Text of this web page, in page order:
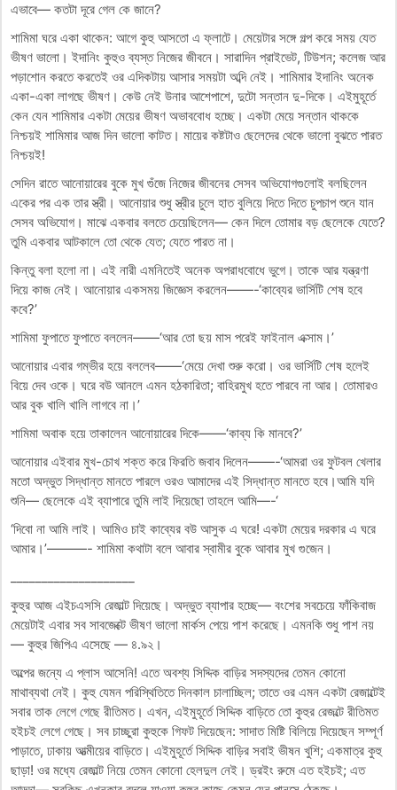
এভাবে— কতটা দূরে গেল কে জানে?
শামিমা ঘরে একা থাকেন: আগে কুহু আসতো এ ফ্লাটে। মেয়েটার সঙ্গে গল্প করে সময় যেত
ভীষণ ভালো। ইদানিং কুহুও ব্যস্ত নিজের জীবনে। সারাদিন প্রাইভেট, টিউশন; কলেজ আর
পড়াশোন করতে করতেই ওর এদিকটায় আসার সময়টা অব্দি নেই। শামিমার ইদানিং অনেক
একা-একা লাগছে ভীষণ। কেউ নেই উনার আশেপাশে, দুটো সন্তান দু-দিকে। এইমুহূর্তে
কেন যেন শামিমার একটা মেয়ের ভীষণ অভাববোধ হচ্ছে। একটা মেয়ে সন্তান থাককে
নিশ্চয়ই শামিমার আজ দিন ভালো কাটত। মায়ের কষ্টটাও ছেলেদের থেকে ভালো বুঝতে পারত
নিশ্চয়ই!
সেদিন রাতে আনোয়ারের বুকে মুখ গুঁজে নিজের জীবনের সেসব অভিযোগগুলোই বলছিলেন
একের পর এক তার স্ত্রী। আনোয়ার শুধু স্ত্রীর চুলে হাত বুলিয়ে দিতে দিতে চুপচাপ শুনে যান
সেসব অভিযোগ। মাঝে একবার বলতে চেয়েছিলেন— কেন দিলে তোমার বড় ছেলেকে যেতে?
তুমি একবার আটকালে তো থেকে যেত; যেতে পারত না।
কিন্তু বলা হলো না। এই নারী এমনিতেই অনেক অপরাধবোধে ভুগে। তাকে আর যন্ত্রণা
দিয়ে কাজ নেই। আনোয়ার একসময় জিজ্ঞেস করলেন——-‘কাব্যের ভার্সিটি শেষ হবে
কবে?’
শামিমা ফুপাতে ফুপাতে বললেন——‘আর তো ছয় মাস পরেই ফাইনাল এক্সাম।’
আনোয়ার এবার গম্ভীর হয়ে বললেব——‘মেয়ে দেখা শুরু করো। ওর ভার্সিটি শেষ হলেই
বিয়ে দেব ওকে। ঘরে বউ আনলে এমন হঠকারিতা; বাহিরমুখ হতে পারবে না আর। তোমারও
আর বুক খালি খালি লাগবে না।’
শামিমা অবাক হয়ে তাকালেন আনোয়ারের দিকে——‘কাব্য কি মানবে?’
আনোয়ার এইবার মুখ-চোখ শক্ত করে ফিরতি জবাব দিলেন——-‘আমরা ওর ফুটবল খেলার
মতো অদ্ভুত সিদ্ধান্ত মানতে পারলে ওরও আমাদের এই সিদ্ধান্ত মানতে হবে।আমি যদি
শুনি— ছেলেকে এই ব্যাপারে তুমি লাই দিয়েছো তাহলে আমি—-‘
‘দিবো না আমি লাই। আমিও চাই কাব্যের বউ আসুক এ ঘরে! একটা মেয়ের দরকার এ ঘরে
আমার।’———- শামিমা কথাটা বলে আবার স্বামীর বুকে আবার মুখ গুজেন।
কুহুর আজ এইচএসসি রেজাল্ট দিয়েছে। অদ্ভুত ব্যাপার হচ্ছে— বংশের সবচেয়ে ফাঁকিবাজ
মেয়েটাই এবার সব সাবজেক্টে ভীষণ ভালো মার্কস পেয়ে পাশ করেছে। এমনকি শুধু পাশ নয়
— কুহুর জিপিএ এসেছে — ৪.৯২।
অল্পের জন্যে এ প্লাস আসেনি! এতে অবশ্য সিদ্দিক বাড়ির সদস্যদের তেমন কোনো
মাথাব্যথা নেই। কুহু যেমন পরিস্থিতিতে দিনকাল চালাচ্ছিল; তাতে ওর এমন একটা রেজাল্টেই
সবার তাক লেগে গেছে রীতিমত। এখন, এইমুহূর্তে সিদ্দিক বাড়িতে তো কুহুর রেজল্টে রীতিমত
হইচই লেগে গেছে। সব চাচ্ছুরা কুহুকে গিফট দিয়েছেন: সাদাত মিষ্টি বিলিয়ে দিয়েছেন সম্পূর্ণ
পাড়াতে, ঢাকায় আত্মীয়ের বাড়িতে। এইমুহূর্তে সিদ্দিক বাড়ির সবাই ভীষন খুশি; একমাত্র কুহু
ছাড়া! ওর মধ্যে রেজাল্ট নিয়ে তেমন কোনো হেলদুল নেই। ড্রইং রুমে এত হইচই; এত